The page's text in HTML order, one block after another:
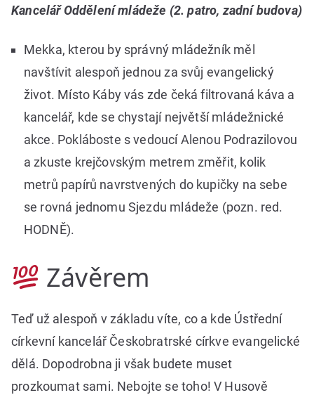
Kancelář Oddělení mládeže (2. patro, zadní budova)
Mekka, kterou by správný mládežník měl
navštívit alespoň jednou za svůj evangelický
život. Místo Káby vás zde čeká filtrovaná káva a
kancelář, kde se chystají největší mládežnické
akce. Pokláboste s vedoucí Alenou Podrazilovou
a zkuste krejčovským metrem změřit, kolik
metrů papírů navrstvených do kupičky na sebe
se rovná jednomu Sjezdu mládeže (pozn. red.
HODNĚ).
Závěrem
Teď už alespoň v základu víte, co a kde Ústřední
církevní kancelář Českobratrské církve evangelické
dělá. Dopodrobna ji však budete muset
prozkoumat sami. Nebojte se toho! V Husově